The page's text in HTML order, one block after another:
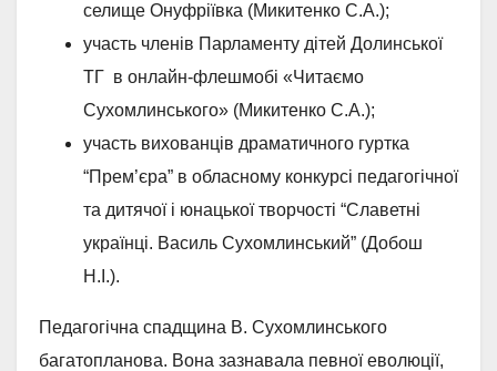
селище Онуфріївка (Микитенко С.А.);
участь членів Парламенту дітей Долинської
ТГ в онлайн-флешмобі «Читаємо
Сухомлинського» (Микитенко С.А.);
участь вихованців драматичного гуртка
“Прем’єра” в обласному конкурсі педагогічної
та дитячої і юнацької творчості “Славетні
українці. Василь Сухомлинський” (Добош
Н.І.).
Педагогічна спадщина В. Сухомлинського
багатопланова. Вона зазнавала певної еволюції,